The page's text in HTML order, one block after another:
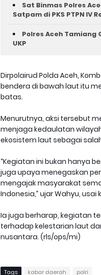
Sat Binmas Polres
Satpam di PKS PTPN IV
Polres Aceh Tamiang
UKP
Dirpolairud Polda Aceh,
bendera di bawah laut itu
batas.
Menurutnya, aksi tersebut
menjaga kedaulatan
ekosistem laut sebagai
“Kegiatan ini bukan hanya
juga upaya menegaskan
mengajak masyarakat
Indonesia,” ujar Wahyu, usai
Ia juga berharap, kegiatan
terhadap kelestarian laut
nusantara. (rls/ops/mi)
Tags kabar daerah polri